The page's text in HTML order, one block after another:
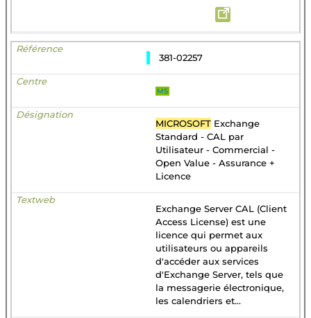
381-02257
MS
MICROSOFT Exchange
Standard - CAL par
Utilisateur - Commercial -
Open Value - Assurance +
Licence
Exchange Server CAL (Client
Access License) est une
licence qui permet aux
utilisateurs ou appareils
d'accéder aux services
d'Exchange Server, tels que
la messagerie électronique,
les calendriers et...